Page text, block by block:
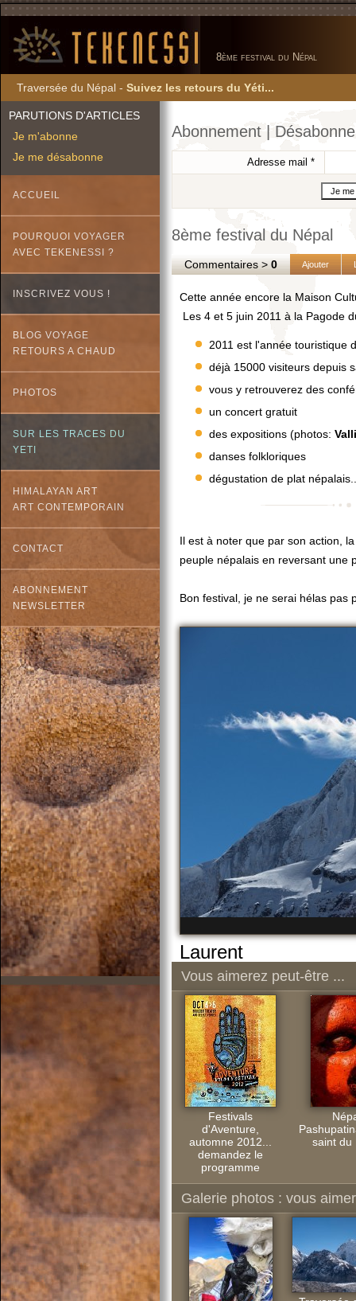
8ème festival du Népal
Traversée du Népal - Suivez les retours du Yéti...
PARUTIONS D'ARTICLES
Je m'abonne
Je me désabonne
ACCUEIL
POURQUOI VOYAGER
AVEC TEKENESSI ?
INSCRIVEZ VOUS !
BLOG VOYAGE
RETOURS A CHAUD
PHOTOS
SUR LES TRACES DU
YETI
HIMALAYAN ART
ART CONTEMPORAIN
CONTACT
ABONNEMENT
NEWSLETTER
Abonnement |
Adresse mail *
8ème festival du Népal
Commentaires >0 Ajouter
Cette année encore la Maison
Les 4 et 5 juin 2011 à la Pagode
2011 est l'année touristique
déjà 15000 visiteurs depuis
vous y retrouverez des
un concert gratuit
des expositions (photos: Valli
danses folkloriques
dégustation de plat
Il est à noter que par son action,
peuple népalais en reversant une
Bon festival, je ne serai hélas pas
Laurent
Vous aimerez peut-être ...
Festivals
d'Aventure,
automne 2012...
demandez le
programme
saint du
Galerie photos : vous